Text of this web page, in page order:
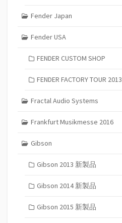
Fender Japan
Fender USA
FENDER CUSTOM SHOP
FENDER FACTORY TOUR 2013
Fractal Audio Systems
Frankfurt Musikmesse 2016
Gibson
Gibson 2013 新製品
Gibson 2014 新製品
Gibson 2015 新製品